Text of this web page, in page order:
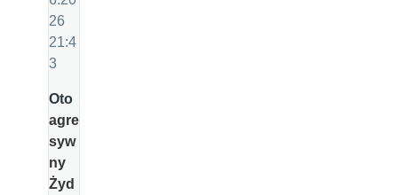
26
21:4
3
Oto
agre
syw
ny
Żyd